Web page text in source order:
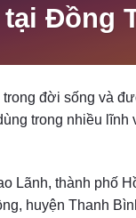
Đồng
trong đời sống và
trong nhiều lĩnh
Lãnh, thành phố
huyện Thanh